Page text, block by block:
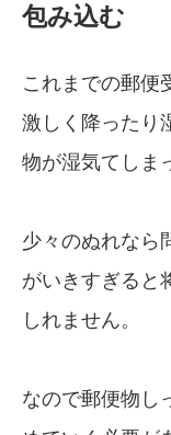
包み込む
これまでの郵便
激しく降ったり
物が湿気てしま
少々のぬれなら
がいきすぎると
しれません。
なので郵便物し